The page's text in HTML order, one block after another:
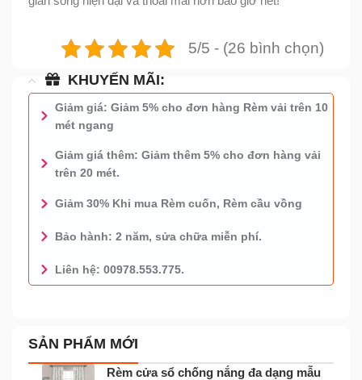
5/5 - (26 bình chọn)
KHUYẾN MÃI:
Giảm giá: Giảm 5% cho đơn hàng Rèm vải trên 10
mét ngang
Giảm giá thêm: Giảm thêm 5% cho đơn hàng vải
trên 20 mét.
Giảm 30% Khi mua Rèm cuốn, Rèm cầu vồng
Bảo hành: 2 năm, sửa chữa miễn phí.
Liên hệ: 00978.553.775.
0978.553.775 - TƯ VẤN MIỄN PHÍ
SẢN PHẨM MỚI
Rèm cửa sổ chống nắng đa dạng mẫu